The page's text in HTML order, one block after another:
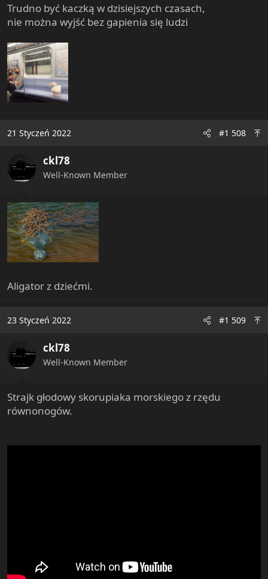
Trudno być kaczką w dzisiejszych czasach,
nie można wyjść bez gapienia się ludzi
21 Styczeń 2022 #1 508
ckl78
Well-Known Member
Aligator z dziećmi.
23 Styczeń 2022 #1 509
ckl78
Well-Known Member
Strajk głodowy skorupiaka morskiego z rzędu
równonogów.